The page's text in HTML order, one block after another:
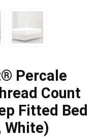
Percale
Count
Fitted Bed
White)